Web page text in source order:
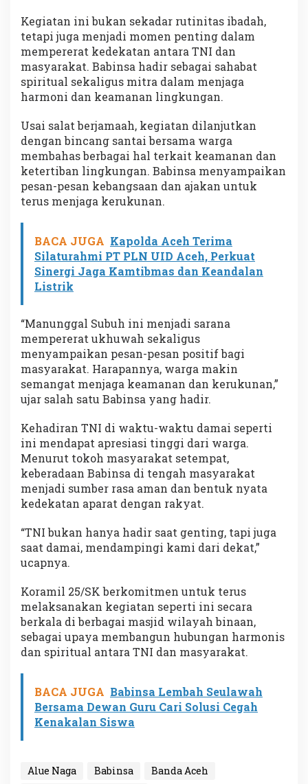
Kegiatan ini bukan sekadar rutinitas ibadah,
tetapi juga menjadi momen penting dalam
mempererat kedekatan antara TNI dan
masyarakat. Babinsa hadir sebagai sahabat
spiritual sekaligus mitra dalam menjaga
harmoni dan keamanan lingkungan.
Usai salat berjamaah, kegiatan dilanjutkan
dengan bincang santai bersama warga
membahas berbagai hal terkait keamanan dan
ketertiban lingkungan. Babinsa menyampaikan
pesan-pesan kebangsaan dan ajakan untuk
terus menjaga kerukunan.
BACA JUGA Kapolda Aceh Terima
Silaturahmi PT PLN UID Aceh, Perkuat
Sinergi Jaga Kamtibmas dan Keandalan
Listrik
“Manunggal Subuh ini menjadi sarana
mempererat ukhuwah sekaligus
menyampaikan pesan-pesan positif bagi
masyarakat. Harapannya, warga makin
semangat menjaga keamanan dan kerukunan,”
ujar salah satu Babinsa yang hadir.
Kehadiran TNI di waktu-waktu damai seperti
ini mendapat apresiasi tinggi dari warga.
Menurut tokoh masyarakat setempat,
keberadaan Babinsa di tengah masyarakat
menjadi sumber rasa aman dan bentuk nyata
kedekatan aparat dengan rakyat.
“TNI bukan hanya hadir saat genting, tapi juga
saat damai, mendampingi kami dari dekat,”
ucapnya.
Koramil 25/SK berkomitmen untuk terus
melaksanakan kegiatan seperti ini secara
berkala di berbagai masjid wilayah binaan,
sebagai upaya membangun hubungan harmonis
dan spiritual antara TNI dan masyarakat.
BACA JUGA Babinsa Lembah Seulawah
Bersama Dewan Guru Cari Solusi Cegah
Kenakalan Siswa
Alue Naga Babinsa
Banda Aceh